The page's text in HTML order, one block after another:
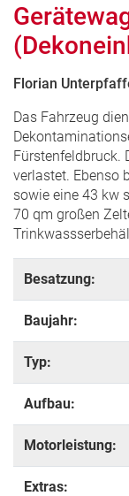
Florian
Das Fahrzeug
Fürstenfeldbruck.
verlastet. Ebenso
sowie eine 43 kw
70 qm großen
Besatzung:
Baujahr:
Typ:
Aufbau:
Motorleistung:
Extras: